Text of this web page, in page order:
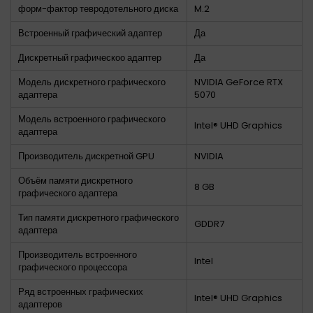
форм-фактор тевродотельного диска
M.2
Встроенный графический адаптер
Да
Дискретный графическоо адаптер
Да
Модель дискретного графического
адаптера
NVIDIA GeForce RTX
5070
Модель встроенного графического
адаптера
Intel® UHD Graphics
Производитель дискретной GPU
NVIDIA
Объём памяти дискретного
графического адаптера
8 GB
Тип памяти дискретного графического
адаптера
GDDR7
Производитель встроенного
графического процессора
Intel
Ряд встроенных графических
адаптеров
Intel® UHD Graphics